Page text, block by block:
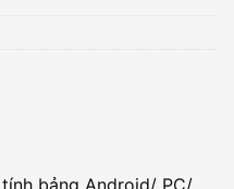
bảng Android/ PC/